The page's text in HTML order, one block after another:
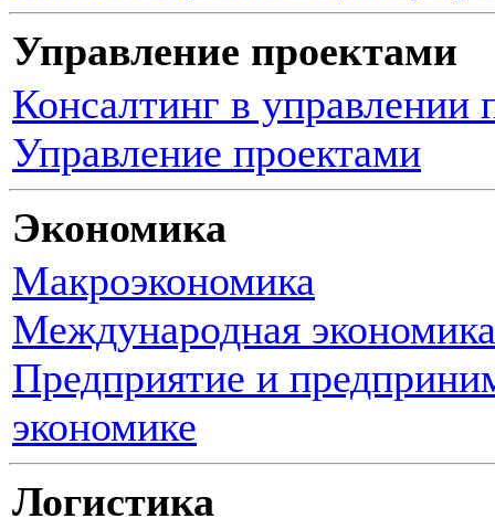
Управление проектами
Консалтинг в управлении
Управление проектами
Экономика
Макроэкономика
Международная экономика
Предприятие и
экономике
Логистика